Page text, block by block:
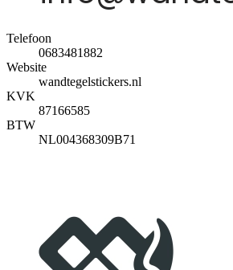
Telefoon
0683481882
Website
wandtegelstickers.nl
KVK
87166585
BTW
NL004368309B71